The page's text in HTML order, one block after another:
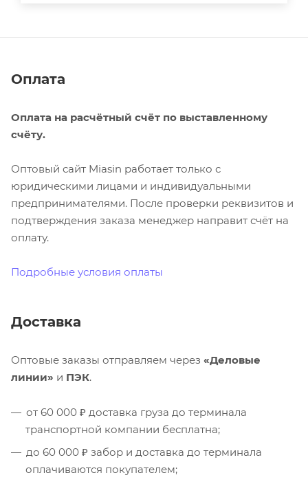
Оплата
Оплата на расчётный счёт по выставленному
счёту.
Оптовый сайт Miasin работает только с
юридическими лицами и индивидуальными
предпринимателями. После проверки реквизитов и
подтверждения заказа менеджер направит счёт на
оплату.
Подробные условия оплаты
Доставка
Оптовые заказы отправляем через «Деловые
линии» и ПЭК.
от 60 000 ₽ доставка груза до терминала
транспортной компании бесплатна;
до 60 000 ₽ забор и доставка до терминала
оплачиваются покупателем;